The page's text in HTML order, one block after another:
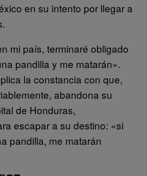
en su intento por llegar a
mi país, terminaré obligado
pandilla y me matarán».
la constancia con que,
abandona su
de Honduras,
escapar a su destino: «si
pandilla, me matarán